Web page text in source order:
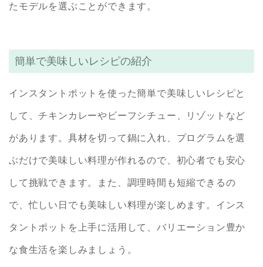
たモデルを選ぶことができます。
簡単で美味しいレシピの紹介
インスタントポットを使った簡単で美味しいレシピと
して、チキンカレーやビーフシチュー、リゾットなど
があります。具材を切って鍋に入れ、プログラムを選
ぶだけで美味しい料理が作れるので、初心者でも安心
して挑戦できます。また、調理時間も短縮できるの
で、忙しい日でも美味しい料理が楽しめます。インス
タントポットを上手に活用して、バリエーション豊か
な食生活を楽しみましょう。